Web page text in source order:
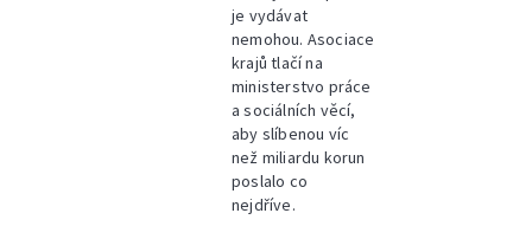
je vydávat
nemohou. Asociace
krajů tlačí na
ministerstvo práce
a sociálních věcí,
aby slíbenou víc
než miliardu korun
poslalo co
nejdříve.